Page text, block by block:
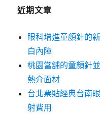
近期文章
眼科增進童顏針的
白內障
桃園當舖的童顏針
熱介面材
台北票貼經典台南
射費用